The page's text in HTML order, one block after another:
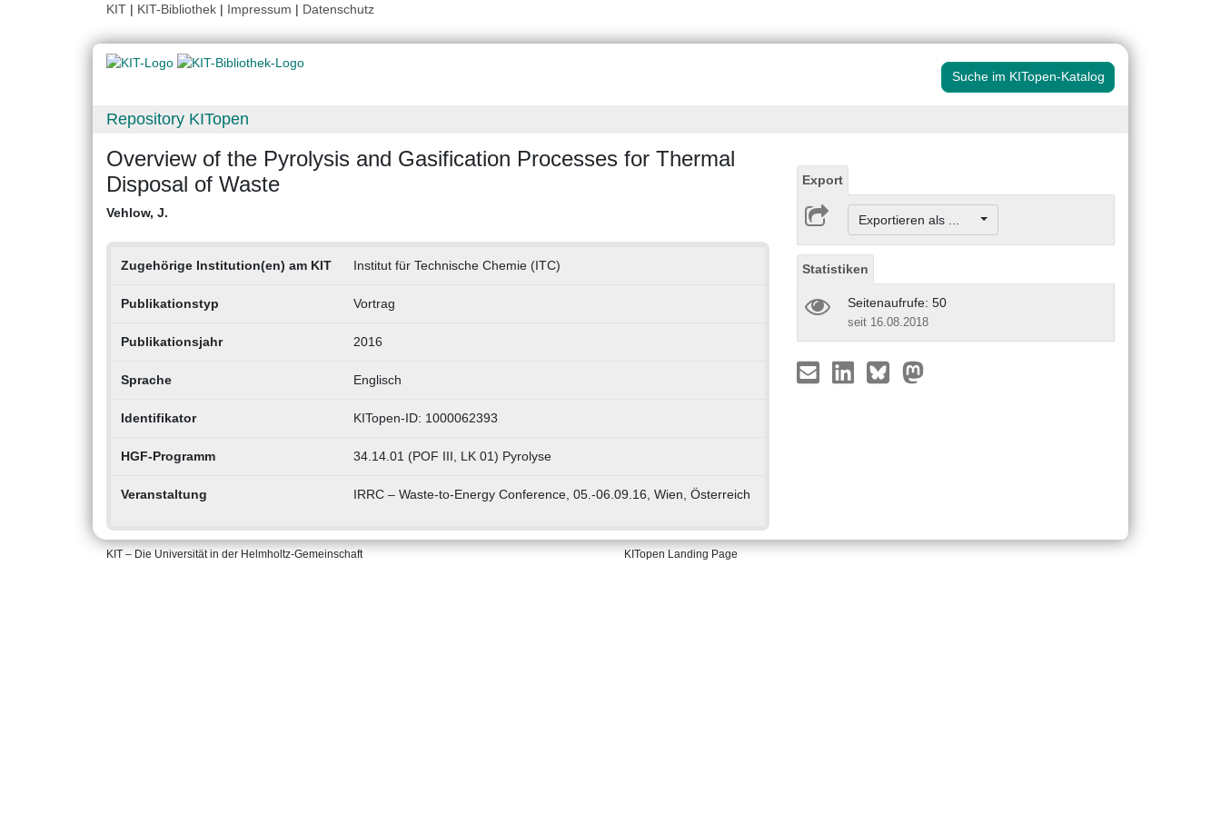
KIT | KIT-Bibliothek | Impressum | Datenschutz
Suche im KITopen-Katalog
Repository KITopen
Overview of the Pyrolysis and Gasification Processes for Thermal
Disposal of Waste
Vehlow, J.
Zugehörige Institution(en) am KIT Institut für Technische Chemie (ITC)
Publikationstyp Vortrag
Publikationsjahr 2016
Sprache Englisch
Identifikator KITopen-ID: 1000062393
HGF-Programm 34.14.01 (POF III, LK 01) Pyrolyse
Veranstaltung IRRC – Waste-to-Energy Conference, 05.-06.09.16, Wien, Österreich
Export
Exportieren als ...
Statistiken
Seitenaufrufe: 50
seit 16.08.2018
KIT – Die Universität in der Helmholtz-Gemeinschaft KITopen Landing Page